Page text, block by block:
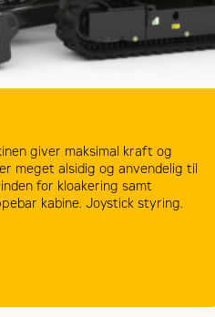
giver maksimal kraft og
meget alsidig og anvendelig til
for kloakering samt
kabine. Joystick styring.